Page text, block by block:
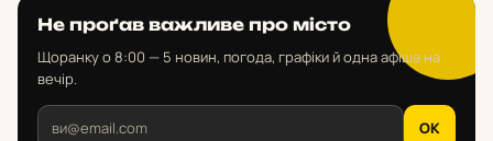
Не проґав важливе про місто
Щоранку о 8:00 — 5 новин, погода, графіки й одна афіша на
вечір.
OK